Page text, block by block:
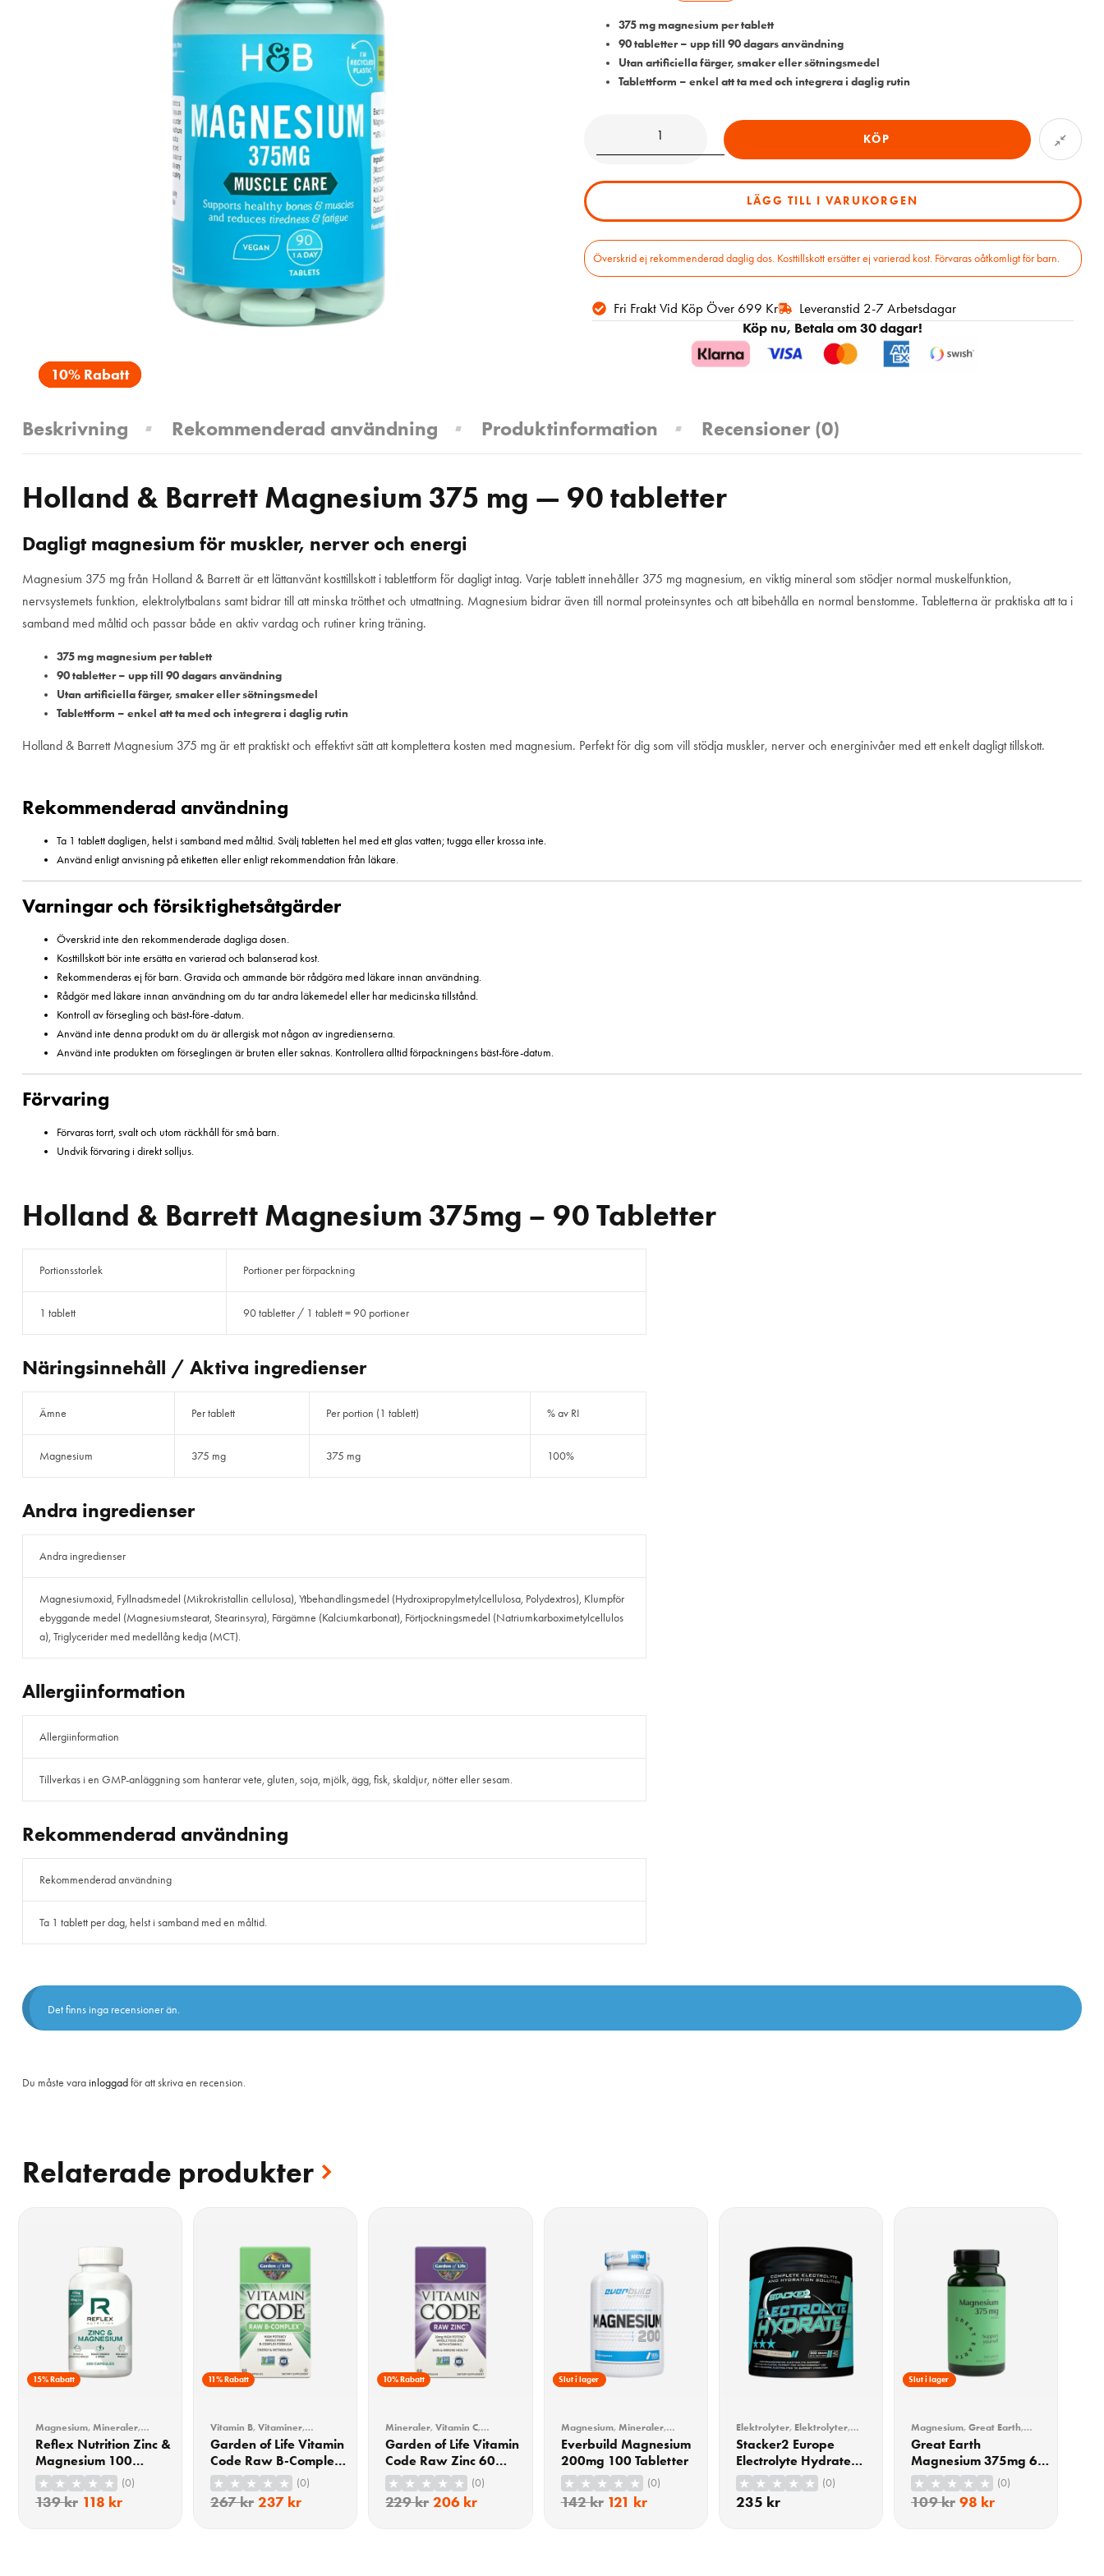
10% Rabatt
375 mg magnesium per tablett
90 tabletter – upp till 90 dagars användning
Utan artificiella färger, smaker eller sötningsmedel
Tablettform – enkel att ta med och integrera i daglig rutin
KÖP
LÄGG TILL I VARUKORGEN
Överskrid ej rekommenderad daglig dos. Kosttillskott ersätter ej varierad kost. Förvaras oåtkomligt för barn.
Fri Frakt Vid Köp Över 699 Kr
Leveranstid 2-7 Arbetsdagar
Köp nu, Betala om 30 dagar!
Beskrivning Rekommenderad användning Produktinformation Recensioner (0)
Holland & Barrett Magnesium 375 mg — 90 tabletter
Dagligt magnesium för muskler, nerver och energi
Magnesium 375 mg från Holland & Barrett är ett lättanvänt kosttillskott i tablettform för dagligt intag. Varje tablett innehåller 375 mg magnesium, en viktig mineral som stödjer normal muskelfunktion,
nervsystemets funktion, elektrolytbalans samt bidrar till att minska trötthet och utmattning. Magnesium bidrar även till normal proteinsyntes och att bibehålla en normal benstomme. Tabletterna är praktiska att ta i
samband med måltid och passar både en aktiv vardag och rutiner kring träning.
375 mg magnesium per tablett
90 tabletter – upp till 90 dagars användning
Utan artificiella färger, smaker eller sötningsmedel
Tablettform – enkel att ta med och integrera i daglig rutin
Holland & Barrett Magnesium 375 mg är ett praktiskt och effektivt sätt att komplettera kosten med magnesium. Perfekt för dig som vill stödja muskler, nerver och energinivåer med ett enkelt dagligt tillskott.
Rekommenderad användning
Ta 1 tablett dagligen, helst i samband med måltid. Svälj tabletten hel med ett glas vatten; tugga eller krossa inte.
Använd enligt anvisning på etiketten eller enligt rekommendation från läkare.
Varningar och försiktighetsåtgärder
Överskrid inte den rekommenderade dagliga dosen.
Kosttillskott bör inte ersätta en varierad och balanserad kost.
Rekommenderas ej för barn. Gravida och ammande bör rådgöra med läkare innan användning.
Rådgör med läkare innan användning om du tar andra läkemedel eller har medicinska tillstånd.
Kontroll av försegling och bäst-före-datum.
Använd inte denna produkt om du är allergisk mot någon av ingredienserna.
Använd inte produkten om förseglingen är bruten eller saknas. Kontrollera alltid förpackningens bäst-före-datum.
Förvaring
Förvaras torrt, svalt och utom räckhåll för små barn.
Undvik förvaring i direkt solljus.
Holland & Barrett Magnesium 375mg – 90 Tabletter
Portionsstorlek Portioner per förpackning
1 tablett 90 tabletter / 1 tablett = 90 portioner
Näringsinnehåll / Aktiva ingredienser
Ämne Per tablett Per portion (1 tablett) % av RI
Magnesium 375 mg 375 mg 100%
Andra ingredienser
Andra ingredienser
Magnesiumoxid, Fyllnadsmedel (Mikrokristallin cellulosa), Ytbehandlingsmedel (Hydroxipropylmetylcellulosa, Polydextros), Klumpför
ebyggande medel (Magnesiumstearat, Stearinsyra), Färgämne (Kalciumkarbonat), Förtjockningsmedel (Natriumkarboximetylcellulos
a), Triglycerider med medellång kedja (MCT).
Allergiinformation
Allergiinformation
Tillverkas i en GMP-anläggning som hanterar vete, gluten, soja, mjölk, ägg, fisk, skaldjur, nötter eller sesam.
Rekommenderad användning
Rekommenderad användning
Ta 1 tablett per dag, helst i samband med en måltid.
Det finns inga recensioner än.
Du måste varainloggadför att skriva en recension.
Relaterade produkter
15% Rabatt
Magnesium, Mineraler,
Multimineral
,Vitaminer &
Mineraler,Zink
Reflex Nutrition Zinc &
Magnesium 100
Kapslar
(0)
139kr 118 kr
11% Rabatt
Vitamin B,Vitaminer,
Vitaminer & Mineraler
Garden of Life Vitamin
Code Raw B-Complex
60 Kapslar
(0)
267kr 237 kr
10% Rabatt
Mineraler,Vitamin C,
Vitaminer
Vitaminer &
Mineraler,Zink
Garden of Life Vitamin
Code Raw Zinc 60
Kapslar
(0)
229kr 206 kr
15% Rabatt
Slut i lager
Magnesium, Mineraler,
Vitaminer & Mineraler
Everbuild Magnesium
200mg 100 Tabletter
(0)
142kr 121 kr
Elektrolyter, Elektrolyter,
Träning
Vitaminer &
Mineraler
Stacker2 Europe
Electrolyte Hydrate
Orange Mango 300g
(0)
235 kr
10% Rabatt
Slut i lager
Magnesium, Great Earth,
Vitaminer & Mineraler
Great Earth
Magnesium 375mg 60
Kapslar
(0)
109kr 98 kr